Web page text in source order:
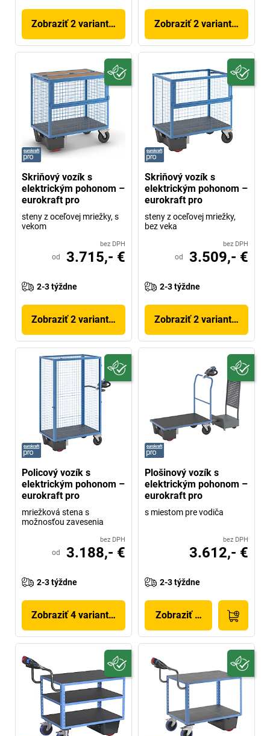
Zobraziť 2 variantov Zobraziť 2 variantov
Skriňový vozík s
elektrickým pohonom –
eurokraft pro
steny z oceľovej mriežky, s
vekom
bez DPH
od 3.715,- €
2-3 týždne
Zobraziť 2 variantov
Skriňový vozík s
elektrickým pohonom –
eurokraft pro
steny z oceľovej mriežky,
bez veka
bez DPH
od 3.509,- €
2-3 týždne
Zobraziť 2 variantov
Policový vozík s
elektrickým pohonom –
eurokraft pro
mriežková stena s
možnosťou zavesenia
bez DPH
od 3.188,- €
2-3 týždne
Zobraziť 4 variantov
Plošinový vozík s
elektrickým pohonom –
eurokraft pro
s miestom pre vodiča
bez DPH
3.612,- €
2-3 týždne
Zobraziť produkt